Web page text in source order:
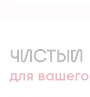
ЧИСТЫЙ
для